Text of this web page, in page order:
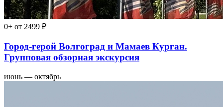
0+ от 2499 ₽
Город-герой Волгоград и Мамаев Курган.
Групповая обзорная экскурсия
июнь — октябрь